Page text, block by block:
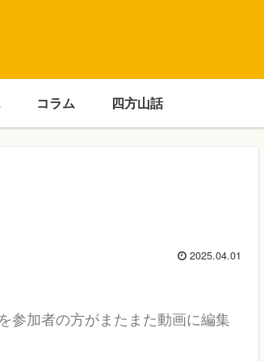
コラム 四方山話
2025.04.01
参加者の方がまたまた動画に編集